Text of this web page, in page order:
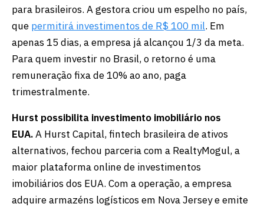
para brasileiros. A gestora criou um espelho no país,
que permitirá investimentos de R$ 100 mil. Em
apenas 15 dias, a empresa já alcançou 1/3 da meta.
Para quem investir no Brasil, o retorno é uma
remuneração fixa de 10% ao ano, paga
trimestralmente.
Hurst possibilita investimento imobiliário nos
EUA.A Hurst Capital, fintech brasileira de ativos
alternativos, fechou parceria com a RealtyMogul, a
maior plataforma online de investimentos
imobiliários dos EUA. Com a operação, a empresa
adquire armazéns logísticos em Nova Jersey e emite